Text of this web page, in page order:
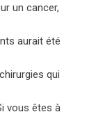
un cancer,
aurait été
qui
vous êtes à